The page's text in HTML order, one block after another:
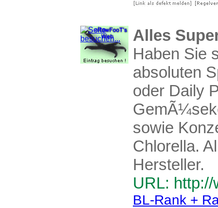
Alles
Haben Sie
absoluten
oder Daily
sowie
Chlorella.
Hersteller.
URL:
BL-Rank +